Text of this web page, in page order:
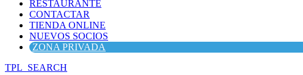
RESTAURANTE
CONTACTAR
TIENDA ONLINE
NUEVOS SOCIOS
ZONA PRIVADA
TPL_SEARCH